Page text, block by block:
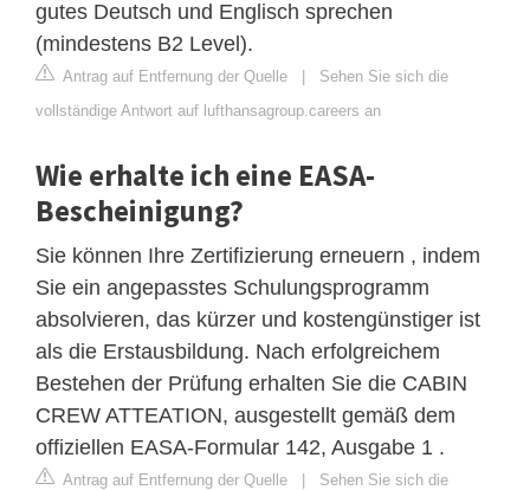
gutes Deutsch und Englisch sprechen
(mindestens B2 Level).
Antrag auf Entfernung der Quelle | Sehen Sie sich die
vollständige Antwort auf lufthansagroup.careers an
Wie erhalte ich eine EASA-
Bescheinigung?
Sie können Ihre Zertifizierung erneuern , indem
Sie ein angepasstes Schulungsprogramm
absolvieren, das kürzer und kostengünstiger ist
als die Erstausbildung. Nach erfolgreichem
Bestehen der Prüfung erhalten Sie die CABIN
CREW ATTEATION, ausgestellt gemäß dem
offiziellen EASA-Formular 142, Ausgabe 1 .
Antrag auf Entfernung der Quelle | Sehen Sie sich die